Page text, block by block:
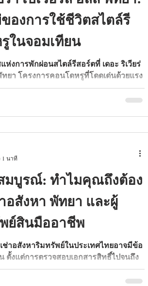
องการใช้ชีวิตสไตล์รี
ในจอมเทียน
ห่งการพักผ่อนสไตล์รีสอร์ตที่ เดอะ ริเวียร่
ทยา โครงการคอนโดหรูที่โดดเด่นด้วยแรง
แอนเจลิส พร้อมคลับเฮาส์ Bel Air สุด
กยภาพในจอมเทียน
บูรณ์: ทำไมคุณถึงต้อง
สังหา พัทยา และผู้
ย์สินมืออาชีพ
ช่าอสังหาริมทรัพย์ในประเทศไทยอาจมีข้อ
งแต่การตรวจสอบเอกสารสิทธิ์ไปจนถึง
นค่าเช่า ค้นพบว่าทำไมการจ้าง นายหน้า
าชีพจึงเป็นการตัดสินใจที่ชาญฉลาดที่สุด
1 นาที